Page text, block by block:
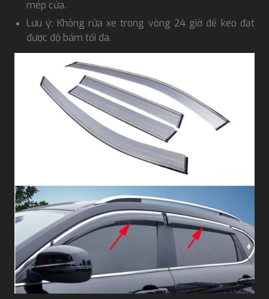
mép cửa.
Lưu ý: Không rửa xe trong vòng 24 giờ để keo đạt
được độ bám tối đa.